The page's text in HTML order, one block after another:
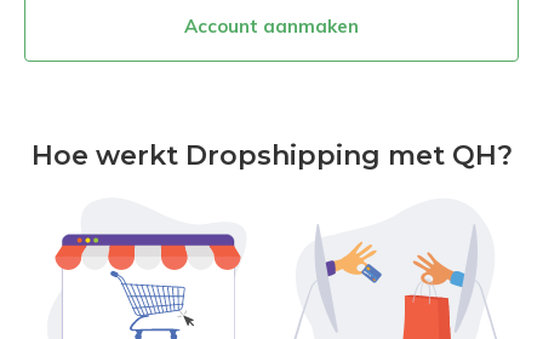
Account aanmaken
Hoe werkt Dropshipping met QH?